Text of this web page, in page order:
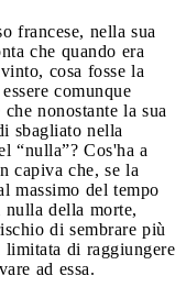
francese, nella sua
che quando era
cosa fosse la
comunque
nonostante la sua
sbagliato nella
“nulla”? Cos'ha a
capiva che, se la
massimo del tempo
della morte,
di sembrare più
limitata di raggiungere
ad essa.